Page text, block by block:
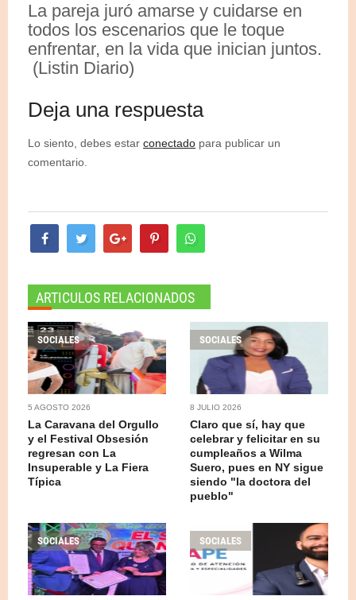
La pareja juró amarse y cuidarse en
todos los escenarios que le toque
enfrentar, en la vida que inician juntos.
(Listin Diario)
Deja una respuesta
Lo siento, debes estar conectado para publicar un
comentario.
ARTICULOS RELACIONADOS
SOCIALES
5 AGOSTO 2026
La Caravana del Orgullo
y el Festival Obsesión
regresan con La
Insuperable y La Fiera
Típica
SOCIALES
8 JULIO 2026
Claro que sí, hay que
celebrar y felicitar en su
cumpleaños a Wilma
Suero, pues en NY sigue
siendo "la doctora del
pueblo"
SOCIALES SOCIALES